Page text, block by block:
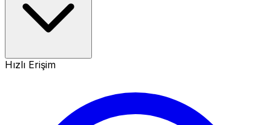
Hızlı Erişim